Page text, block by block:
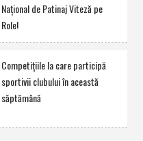
Naţional de Patinaj Viteză pe
Role!
Competiţiile la care participă
sportivii clubului în această
săptămână